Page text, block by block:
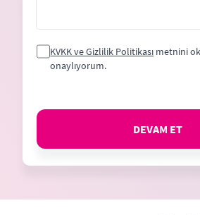
KVKK ve Gizlilik Politikası metnini
onaylıyorum.
DEVAM ET